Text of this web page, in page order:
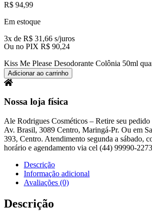
R$ 94,99
Em estoque
3x de R$ 31,66 s/juros
Ou no PIX R$ 90,24
Kiss Me Please Desodorante Colônia 50ml
Adicionar ao carrinho
Nossa loja física
Ale Rodrigues Cosméticos – Retire seu pedido
Av. Brasil, 3089 Centro, Maringá-Pr. Ou em
393, Centro. Atendimento segunda a sábado,
horário e agendamento via cel (44) 99990-2273
Descrição
Informação adicional
Avaliações (0)
Descrição